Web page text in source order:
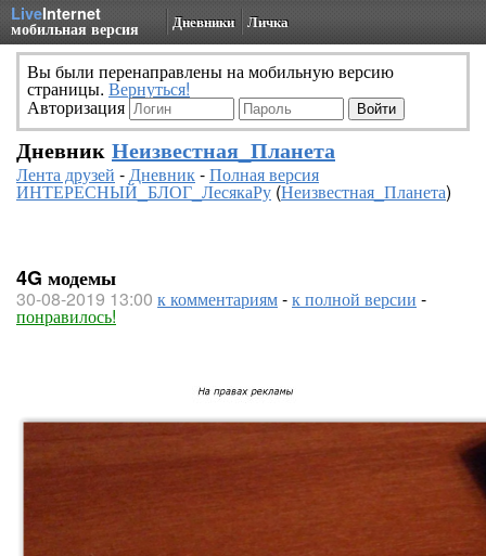
LiveInternet
мобильная версия Дневники Личка
Вы были перенаправлены на мобильную версию
страницы. Вернуться!
Авторизация
Дневник Неизвестная_Планета
Лента друзей -Дневник-Полная версия
ИНТЕРЕСНЫЙ_БЛОГ_ЛесякаРу(Неизвестная_Планета)
4G модемы
30-08-2019 13:00 к комментариям-к полной версии -
понравилось!